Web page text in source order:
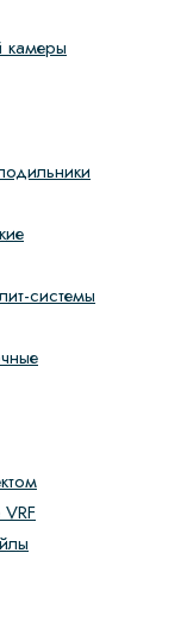
камеры
системы